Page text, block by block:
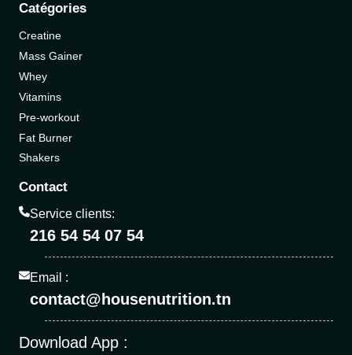
Catégories
Creatine
Mass Gainer
Whey
Vitamins
Pre-workout
Fat Burner
Shakers
Contact
Service clients:
216 54 54 07 54
Email :
contact@housenutrition.tn
Download App :